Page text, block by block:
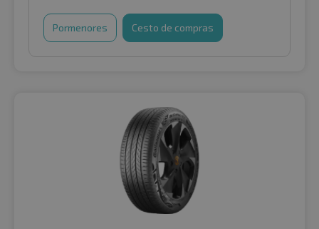
Pormenores Cesto de compras